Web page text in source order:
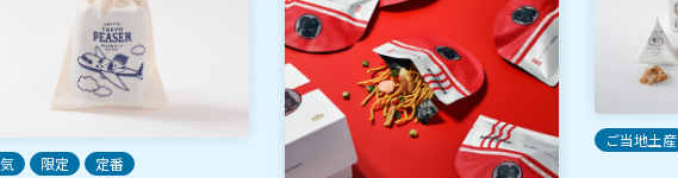
限定 定番
ご当地土産